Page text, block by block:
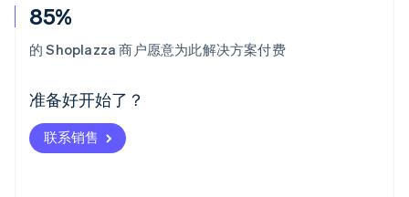
85%
的 Shoplazza 商户愿意为此解决方案付费
准备好开始了？
联系销售
阿联酋
爱尔兰
爱沙尼亚
English
奥地利
Deutsch English